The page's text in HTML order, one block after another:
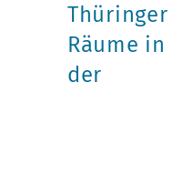
Thüringer
Räume in
der